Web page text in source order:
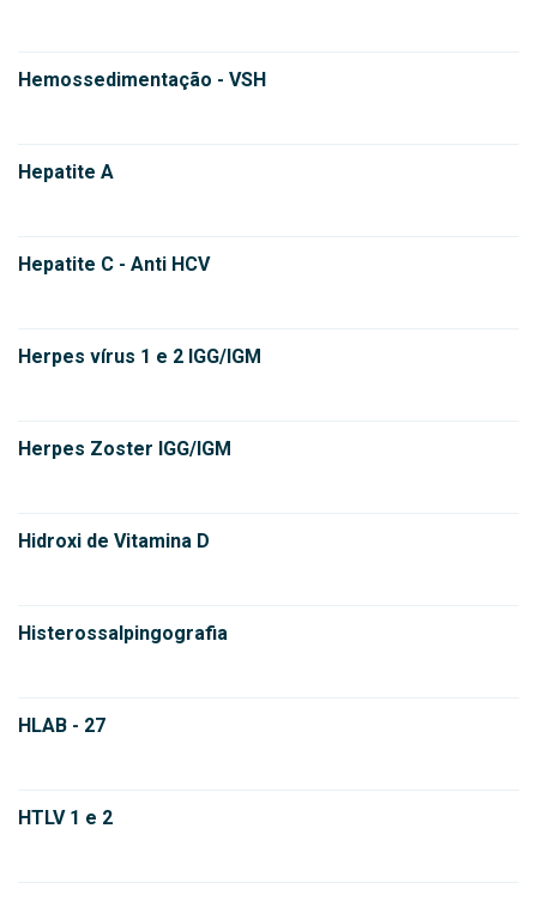
Hemossedimentação - VSH
Hepatite A
Hepatite C - Anti HCV
Herpes vírus 1 e 2 IGG/IGM
Herpes Zoster IGG/IGM
Hidroxi de Vitamina D
Histerossalpingografia
HLAB - 27
HTLV 1 e 2